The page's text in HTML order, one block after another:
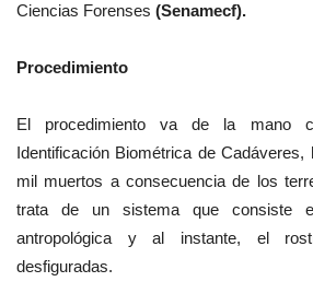
Ciencias Forenses (Senamecf).
Procedimiento
El procedimiento va de la mano
Identificación Biométrica de
mil muertos a consecuencia de los
trata de un sistema que consiste
antropológica y al instante, el
desfiguradas.